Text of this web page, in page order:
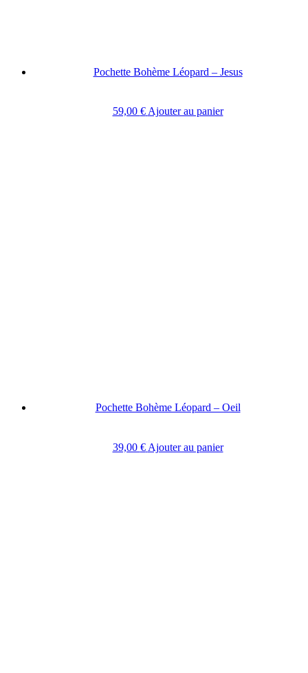
Pochette Bohème Léopard – Jesus
59,00 € Ajouter au panier
Pochette Bohème Léopard – Oeil
39,00 € Ajouter au panier